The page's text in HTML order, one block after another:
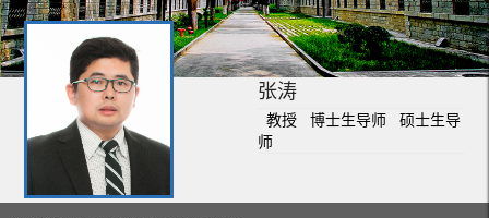
张涛
教授 博士生导师 硕士生导
师